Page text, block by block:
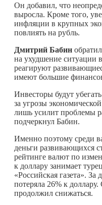
Он добавил, что
выросла. Кроме того,
инфляции в крупных
повлиять на рубль.
Дмитрий Бабин
на ухудшение ситуации
реагируют
имеют большие
Инвесторы будут
за угрозы
лишь усилит проблемы
подчеркнул Бабин.
Именно поэтому среди
деньги развивающихся
рейтинге валют по
к доллару занимает
«Российская газета». За
потеряла 26% к доллару.
продолжил снижаться.